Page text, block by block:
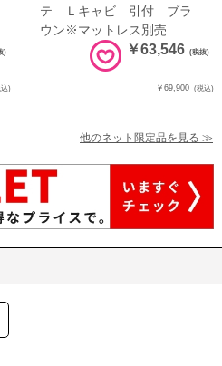
)
)
テ Ｌキャビ 引付 ブラ
ウン※マットレス別売
￥63,546 (税抜)
￥69,900 (税込)
他のネット限定品を見る ≫